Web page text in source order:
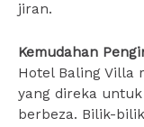
jiran.
Kemudahan
Hotel Baling Villa
yang direka
berbeza. Bilik-